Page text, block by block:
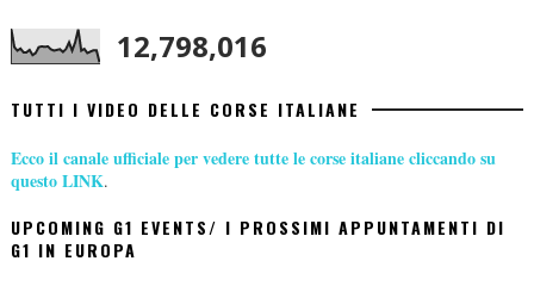
12,798,016
TUTTI I VIDEO DELLE CORSE ITALIANE
Ecco il canale ufficiale per vedere tutte le corse italiane cliccando su
questo LINK.
UPCOMING G1 EVENTS/ I PROSSIMI APPUNTAMENTI DI
G1 IN EUROPA